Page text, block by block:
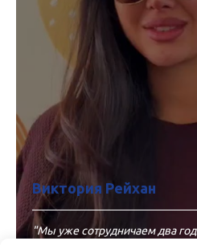
Виктория Рейхан
"Мы уже сотрудничаем два